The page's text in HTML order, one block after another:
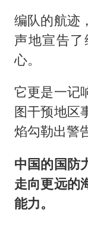
编队的航迹
声地宣告
心。
它更是一记
图干预地区
焰勾勒出警
中国的国防
走向更远的
能力。